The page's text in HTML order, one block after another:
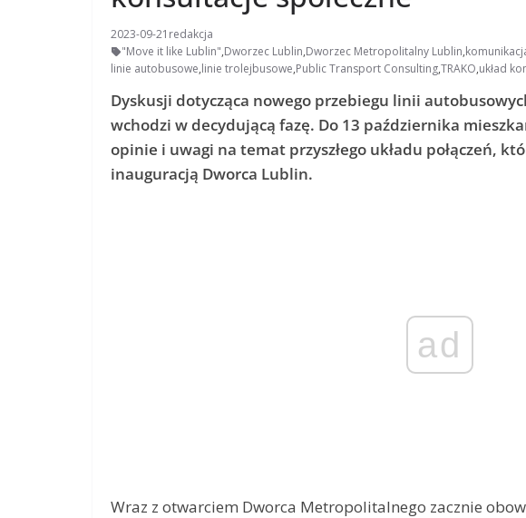
2023-09-21 redakcja
"Move it like Lublin",Dworzec Lublin,Dworzec Metropolitalny Lublin,
linie autobusowe,linie trolejbusowe,Public Transport Consulting,TRAKO,układ
Dyskusji dotycząca nowego przebiegu linii
wchodzi w decydującą fazę. Do 13 października
opinie i uwagi na temat przyszłego układu połączeń,
inauguracją Dworca Lublin.
ad
Wraz z otwarciem Dworca Metropolitalnego zacznie